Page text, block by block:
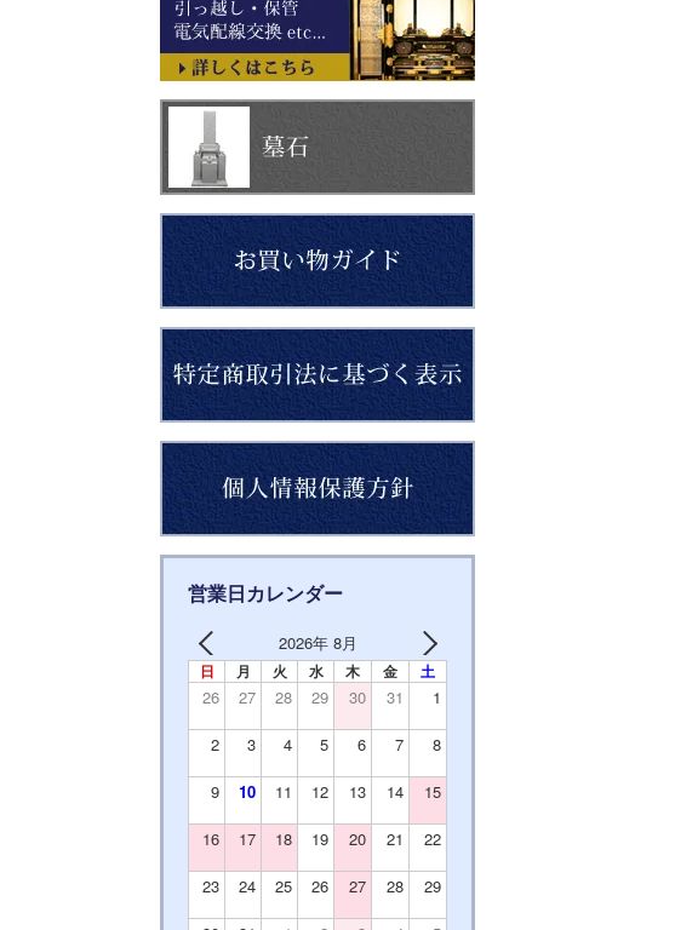
営業日カレンダー
2026年 8月
日 月 火 水 木 金 土
26 27 28 29 30 31 1
2 3 4 5 6 7 8
9 10 11 12 13 14 15
16 17 18 19 20 21 22
23 24 25 26 27 28 29